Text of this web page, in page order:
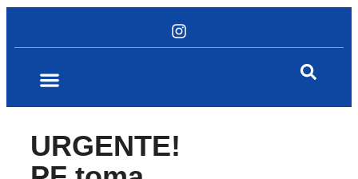
URGENTE!